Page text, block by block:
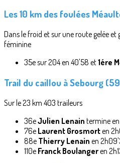
Les 10 km des foulées
Dans le froid et sur une route gelée et
féminine
35e sur 204 en 40'58 et1ére
Trail du caillou à Sebourg
Sur le 23 km 403 traileurs
36eJulien Lenain termine en
76e Laurent Grosmorten
88e Thierry Lenain en
110e Franck Boulangeren